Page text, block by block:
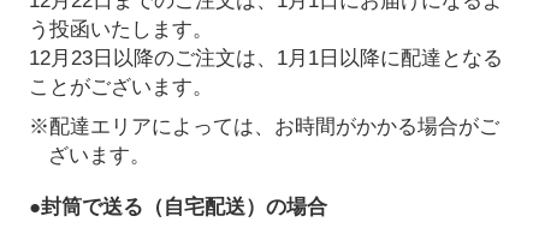
う投函いたします。
12月23日以降のご注文は、1月1日以降に配達となる
ことがございます。
※配達エリアによっては、お時間がかかる場合がご
ざいます。
●封筒で送る（自宅配送）の場合